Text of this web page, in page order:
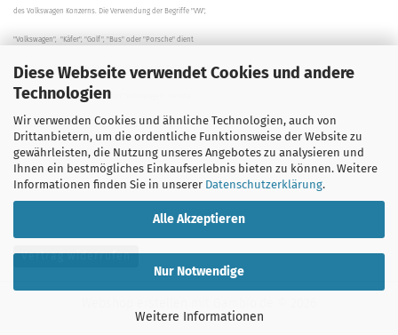
Diese Webseite verwendet Cookies und andere
Technologien
Wir verwenden Cookies und ähnliche Technologien, auch von
Drittanbietern, um die ordentliche Funktionsweise der Website zu
gewährleisten, die Nutzung unseres Angebotes zu analysieren und
Ihnen ein bestmögliches Einkaufserlebnis bieten zu können. Weitere
Informationen finden Sie in unserer Datenschutzerklärung.
Alle Akzeptieren
Nur Notwendige
Weitere Informationen
des Volkswagen Konzerns. Die Verwendung der Begriffe "VW",
"Volkswagen", "Käfer", "Golf", "Bus" oder "Porsche" dient
der Beschreibung der Teile und stellt in keinem Fall eine direkte
Verbindung zu dem Unternehmen "Volkswagen" her/da.
Die Beschreibungen, Zeichnungen und Angaben zur
Verwendung sind sorgfältig überprüft worden.
Vertrag widerrufen